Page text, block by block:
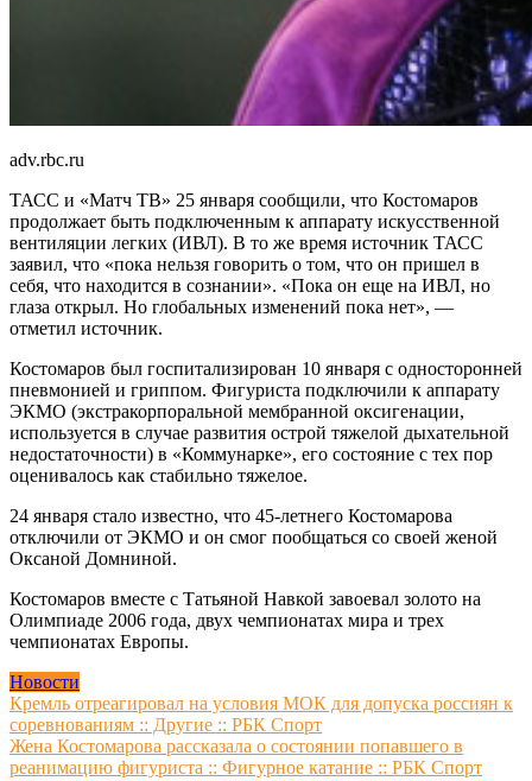
adv.rbc.ru
ТАСС и «Матч ТВ» 25 января сообщили, что Костомаров
продолжает быть подключенным к аппарату искусственной
вентиляции легких (ИВЛ). В то же время источник ТАСС
заявил, что «пока нельзя говорить о том, что он пришел в
себя, что находится в сознании». «Пока он еще на ИВЛ, но
глаза открыл. Но глобальных изменений пока нет», —
отметил источник.
Костомаров был госпитализирован 10 января с односторонней
пневмонией и гриппом. Фигуриста подключили к аппарату
ЭКМО (экстракорпоральной мембранной оксигенации,
используется в случае развития острой тяжелой дыхательной
недостаточности) в «Коммунарке», его состояние с тех пор
оценивалось как стабильно тяжелое.
24 января стало известно, что 45-летнего Костомарова
отключили от ЭКМО и он смог пообщаться со своей женой
Оксаной Домниной.
Костомаров вместе с Татьяной Навкой завоевал золото на
Олимпиаде 2006 года, двух чемпионатах мира и трех
чемпионатах Европы.
Новости
Навигация
по
записям
Кремль отреагировал на условия МОК для допуска россиян к
соревнованиям :: Другие :: РБК Спорт
Жена Костомарова рассказала о состоянии попавшего в
реанимацию фигуриста :: Фигурное катание :: РБК Спорт